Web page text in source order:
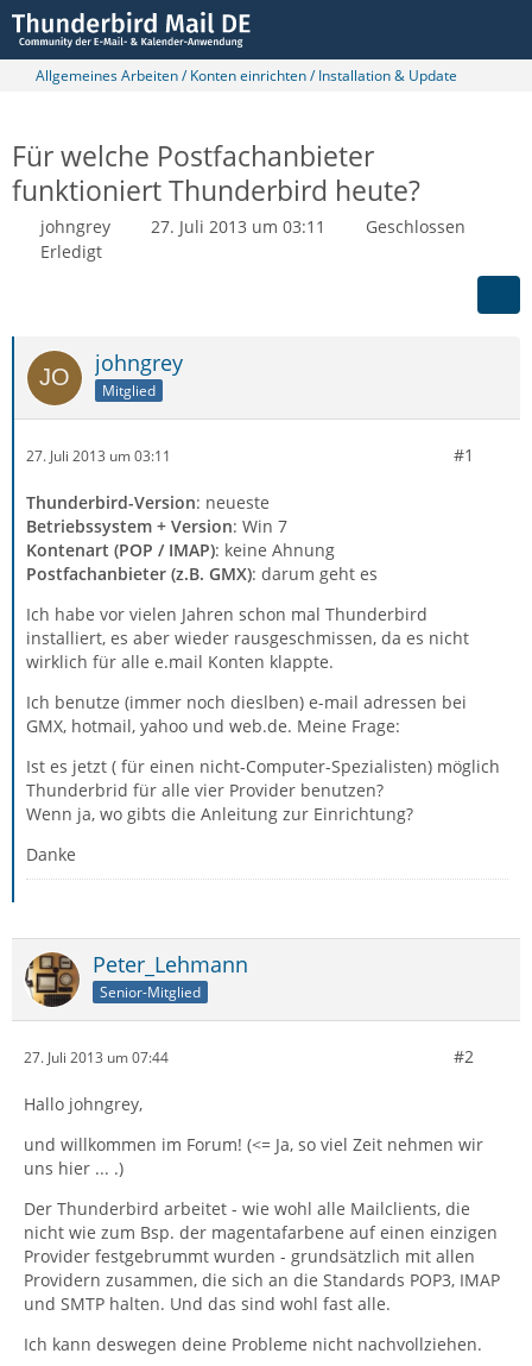
Allgemeines Arbeiten / Konten einrichten / Installation & Update
Für welche Postfachanbieter
funktioniert Thunderbird heute?
johngrey 27. Juli 2013 um 03:11
Geschlossen
Erledigt
johngrey
Mitglied
27. Juli 2013 um 03:11 #1
Thunderbird-Version: neueste
Betriebssystem + Version: Win 7
Kontenart (POP / IMAP): keine Ahnung
Postfachanbieter (z.B. GMX): darum geht es
Ich habe vor vielen Jahren schon mal Thunderbird
installiert, es aber wieder rausgeschmissen, da es nicht
wirklich für alle e.mail Konten klappte.
Ich benutze (immer noch dieslben) e-mail adressen bei
GMX, hotmail, yahoo und web.de. Meine Frage:
Ist es jetzt ( für einen nicht-Computer-Spezialisten) möglich
Thunderbrid für alle vier Provider benutzen?
Wenn ja, wo gibts die Anleitung zur Einrichtung?
Danke
Peter_Lehmann
Senior-Mitglied
27. Juli 2013 um 07:44 #2
Hallo johngrey,
und willkommen im Forum! (<= Ja, so viel Zeit nehmen wir
uns hier ... .)
Der Thunderbird arbeitet - wie wohl alle Mailclients, die
nicht wie zum Bsp. der magentafarbene auf einen einzigen
Provider festgebrummt wurden - grundsätzlich mit allen
Providern zusammen, die sich an die Standards POP3, IMAP
und SMTP halten. Und das sind wohl fast alle.
Ich kann deswegen deine Probleme nicht nachvollziehen.